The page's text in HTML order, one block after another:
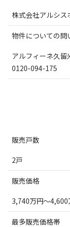
株式会社アルシス
物件についての問
アルフィーネ久
0120-094-175
販売戸数
2戸
販売価格
3,740万円～4,600
最多販売価格帯